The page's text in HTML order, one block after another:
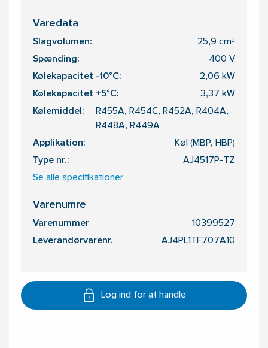
Varedata
Slagvolumen: 25,9 cm³
Spænding: 400 V
Kølekapacitet -10°C: 2,06 kW
Kølekapacitet +5°C: 3,37 kW
Kølemiddel:
R455A, R454C, R452A, R404A,
R448A, R449A
Applikation: Køl (MBP, HBP)
Type nr.: AJ4517P-TZ
Se alle specifikationer
Varenumre
Varenummer 10399527
Leverandørvarenr. AJ4PL1TF707A10
Log ind for at handle